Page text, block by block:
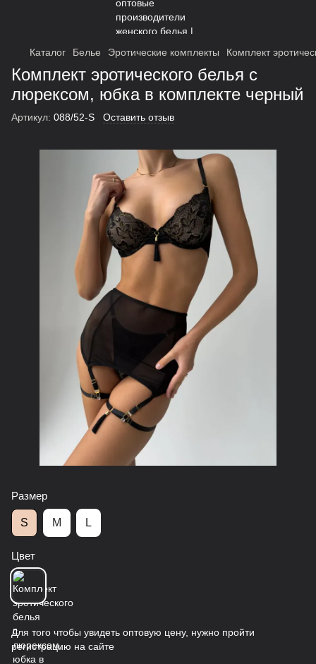
Каталог Белье Эротические комплекты Комплект
Комплект эротического белья с
люрексом, юбка в комплекте черный
Артикул: 088/52-S Оставить отзыв
Размер
S M L
Цвет
Для того чтобы увидеть оптовую цену, нужно пройти
регистрацию на сайте